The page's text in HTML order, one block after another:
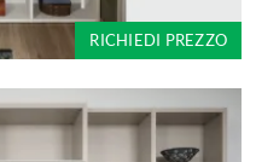
RICHIEDI PREZZO